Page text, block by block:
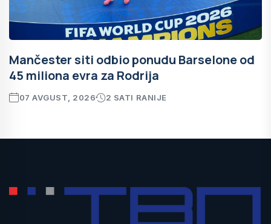
Mančester siti odbio ponudu Barselone od
45 miliona evra za Rodrija
07 AVGUST, 2026 2 SATI RANIJE